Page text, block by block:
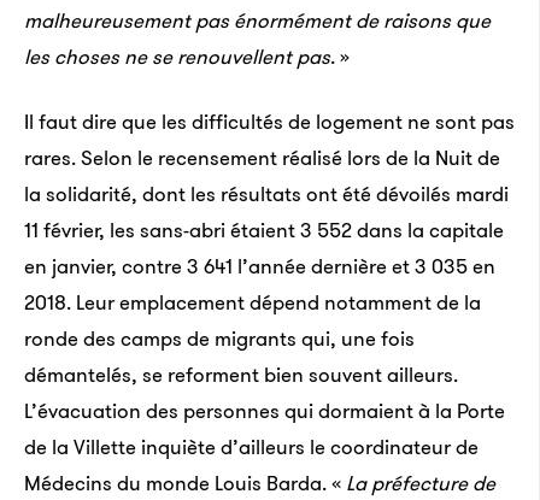
malheureusement pas énormément de raisons que
les choses ne se renouvellent pas. »
Il faut dire que les difficultés de logement ne sont pas
rares. Selon le recensement réalisé lors de la Nuit de
la solidarité, dont les résultats ont été dévoilés mardi
11 février, les sans-abri étaient 3 552 dans la capitale
en janvier, contre 3 641 l’année dernière et 3 035 en
2018. Leur emplacement dépend notamment de la
ronde des camps de migrants qui, une fois
démantelés, se reforment bien souvent ailleurs.
L’évacuation des personnes qui dormaient à la Porte
de la Villette inquiète d’ailleurs le coordinateur de
Médecins du monde Louis Barda. « La préfecture de